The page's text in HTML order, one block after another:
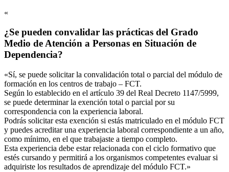
«
¿Se pueden convalidar las prácticas del Grado
Medio de Atención a Personas en Situación de
Dependencia?
«Sí, se puede solicitar la convalidación total o parcial del módulo de
formación en los centros de trabajo – FCT.
Según lo establecido en el artículo 39 del Real Decreto 1147/5999,
se puede determinar la exención total o parcial por su
correspondencia con la experiencia laboral.
Podrás solicitar esta exención si estás matriculado en el módulo FCT
y puedes acreditar una experiencia laboral correspondiente a un año,
como mínimo, en el que trabajaste a tiempo completo.
Esta experiencia debe estar relacionada con el ciclo formativo que
estés cursando y permitirá a los organismos competentes evaluar si
adquiriste los resultados de aprendizaje del módulo FCT.»